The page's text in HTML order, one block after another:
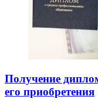
Получение
его приобретения